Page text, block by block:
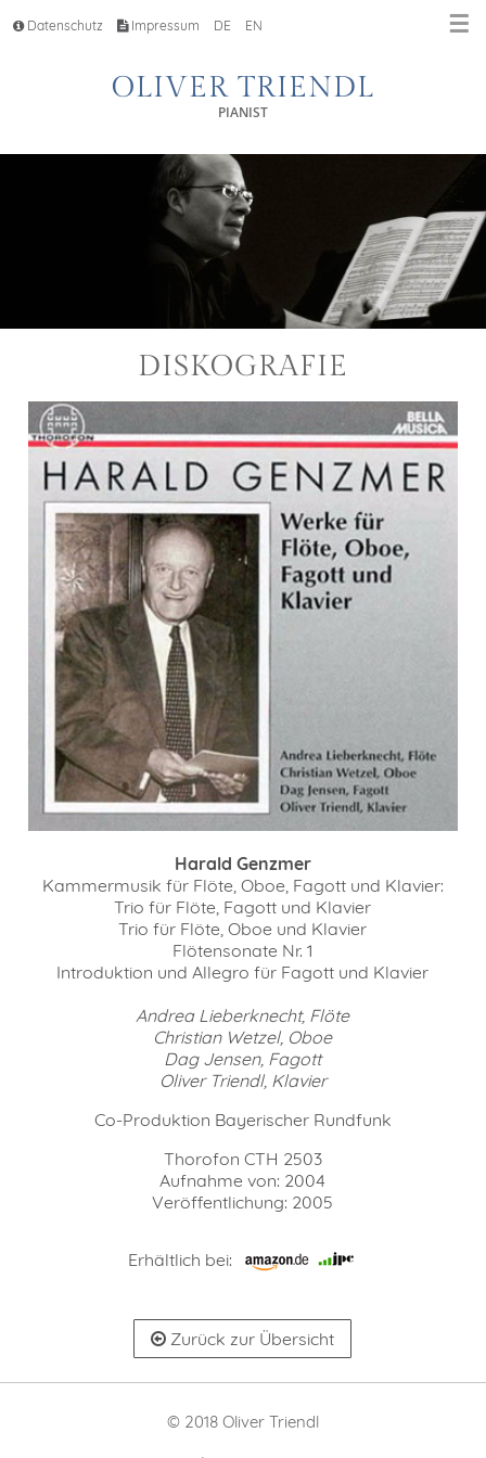
Datenschutz Impressum DE EN ☰
OLIVER TRIENDL
PIANIST
DISKOGRAFIE
Harald Genzmer
Kammermusik für Flöte, Oboe, Fagott und Klavier:
Trio für Flöte, Fagott und Klavier
Trio für Flöte, Oboe und Klavier
Flötensonate Nr. 1
Introduktion und Allegro für Fagott und Klavier
Andrea Lieberknecht, Flöte
Christian Wetzel, Oboe
Dag Jensen, Fagott
Oliver Triendl, Klavier
Co-Produktion Bayerischer Rundfunk
Thorofon CTH 2503
Aufnahme von: 2004
Veröffentlichung: 2005
Erhältlich bei:
Zurück zur Übersicht
© 2018 Oliver Triendl